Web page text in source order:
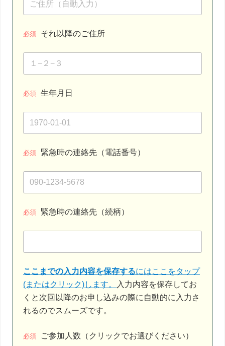
必須 それ以降のご住所
必須 生年月日
必須 緊急時の連絡先（電話番号）
必須 緊急時の連絡先（続柄）
ここまでの入力内容を保存するにはここをタップ
(またはクリック)します。
入力内容を保存してお
くと次回以降のお申し込みの際に自動的に入力さ
れるのでスムーズです。
必須 ご参加人数（クリックでお選びください）